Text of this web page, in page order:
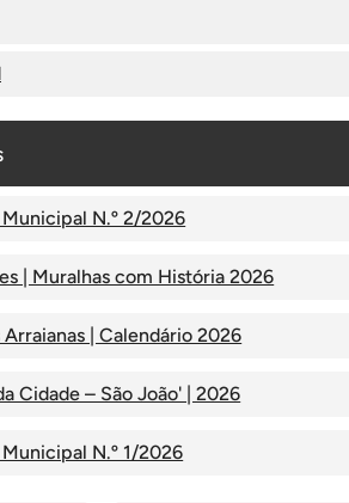
N.º 2/2026
| Muralhas com História 2026
Arraianas | Calendário 2026
Cidade – São João' | 2026
N.º 1/2026